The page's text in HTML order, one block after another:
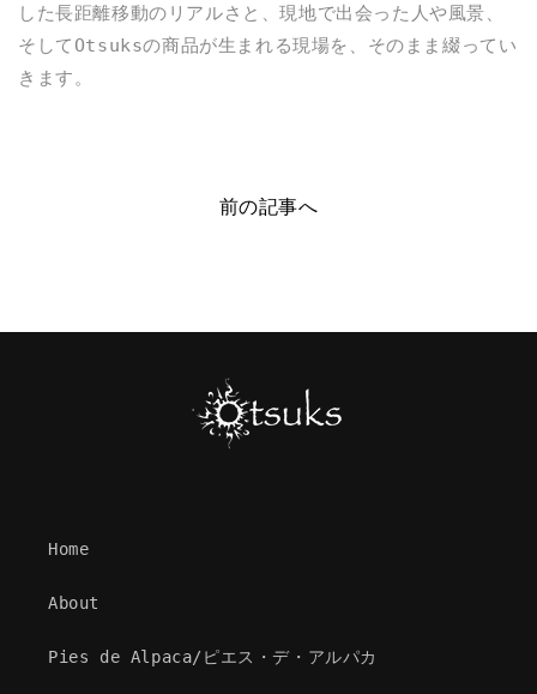
した長距離移動のリアルさと、現地で出会った人や風景、
そしてOtsuksの商品が生まれる現場を、そのまま綴ってい
きます。
前の記事へ
Home
About
Pies de Alpaca/ピエス・デ・アルパカ